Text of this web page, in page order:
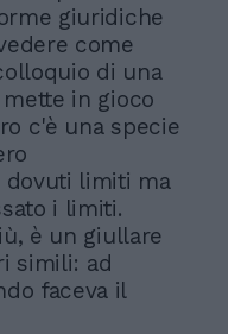
giuridiche
come
di una
in gioco
c'è una specie
dovuti limiti ma
i limiti.
è un giullare
simili: ad
faceva il